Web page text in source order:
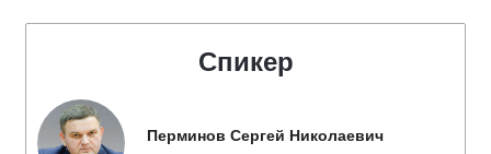
Спикер
Перминов Сергей Николаевич